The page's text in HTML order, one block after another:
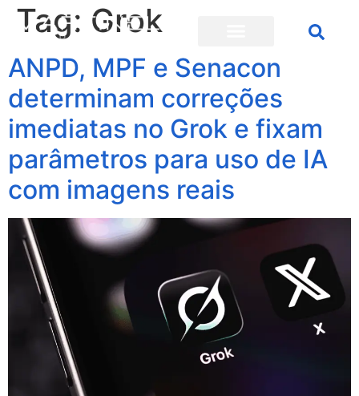
Tag: Grok
ANPD, MPF e Senacon
determinam correções
imediatas no Grok e fixam
parâmetros para uso de IA
com imagens reais